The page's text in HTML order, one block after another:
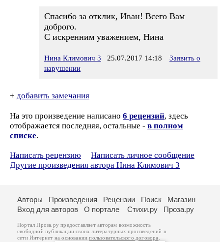
Спасибо за отклик, Иван! Всего Вам
доброго.
С искренним уважением, Нина
Нина Климович 3 25.07.2017 14:18
Заявить о
нарушении
+ добавить замечания
На это произведение написано 6 рецензий, здесь
отображается последняя, остальные - в полном
списке.
Написать рецензию
Написать личное сообщение
Другие произведения автора Нина Климович 3
Авторы Произведения Рецензии Поиск
Магазин
Вход для авторов
О портале Стихи.ру Проза.ру
Портал Проза.ру предоставляет авторам возможность
свободной публикации своих литературных произведений в
сети Интернет на основаниипользовательского договора